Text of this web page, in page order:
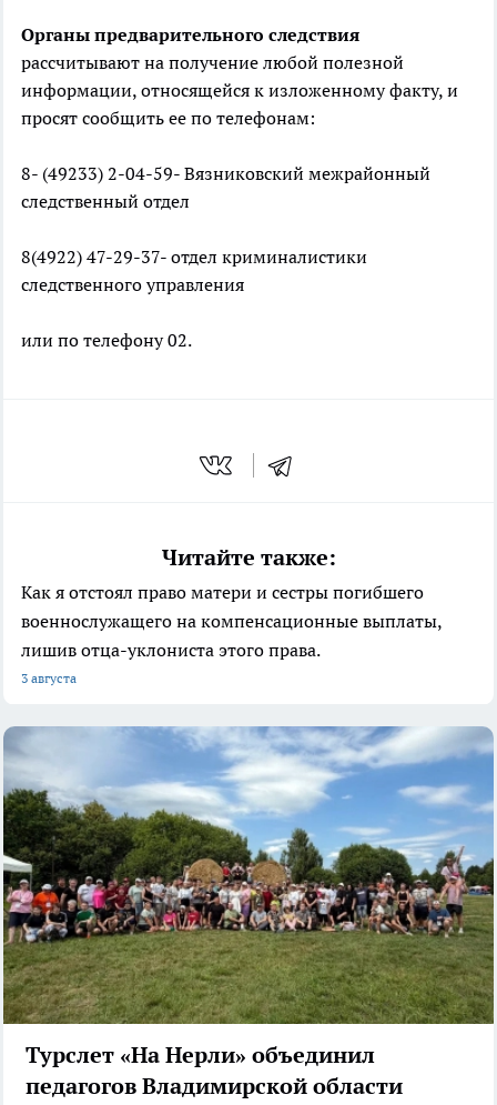
Органы предварительного следствия
рассчитывают на получение любой полезной
информации, относящейся к изложенному факту, и
просят сообщить ее по телефонам:
8- (49233) 2-04-59- Вязниковский межрайонный
следственный отдел
8(4922) 47-29-37- отдел криминалистики
следственного управления
или по телефону 02.
Читайте также:
Как я отстоял право матери и сестры погибшего
военнослужащего на компенсационные выплаты,
лишив отца-уклониста этого права.
3 августа
Турслет «На Нерли» объединил
педагогов Владимирской области